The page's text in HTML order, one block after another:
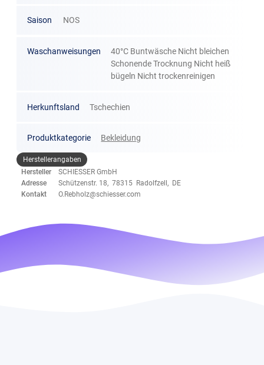
Saison NOS
Waschanweisungen
40°C Buntwäsche Nicht bleichen
Schonende Trocknung Nicht heiß
bügeln Nicht trockenreinigen
Herkunftsland Tschechien
Produktkategorie Bekleidung
Herstellerangaben
Hersteller
SCHIESSER GmbH
Adresse
Schützenstr. 18, 78315 Radolfzell, DE
Kontakt
O.Rebholz@schiesser.com